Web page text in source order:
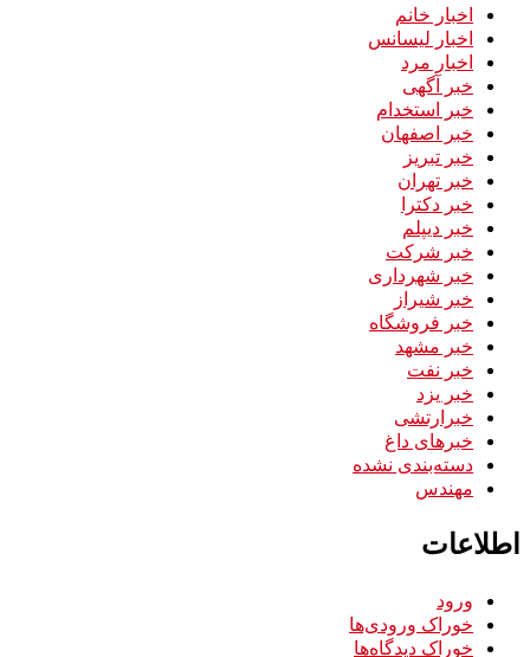
اخبار خانم
اخبار لیسانس
اخبار مرد
خبر آگهی
خبر استخدام
خبر اصفهان
خبر تبریز
خبر تهران
خبر دکترا
خبر دیپلم
خبر شرکت
خبر شهرداری
خبر شیراز
خبر فروشگاه
خبر مشهد
خبر نفت
خبر یزد
خبرارتشی
خبرهای داغ
دسته‌بندی نشده
مهندس
اطلاعات
ورود
خوراک ورودی‌ها
خوراک دیدگاه‌ها